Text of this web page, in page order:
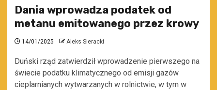
Dania wprowadza podatek od
metanu emitowanego przez krowy
14/01/2025 Aleks Sieracki
Duński rząd zatwierdził wprowadzenie pierwszego na
świecie podatku klimatycznego od emisji gazów
cieplarnianych wytwarzanych w rolnictwie, w tym w